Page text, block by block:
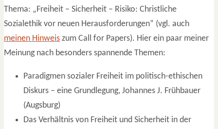
Thema: „Freiheit – Sicherheit – Risiko: Christliche
Sozialethik vor neuen Herausforderungen” (vgl. auch
meinen Hinweis zum Call for Papers). Hier ein paar meiner
Meinung nach besonders spannende Themen:
Paradigmen sozialer Freiheit im politisch-ethischen
Diskurs – eine Grundlegung, Johannes J. Frühbauer
(Augsburg)
Das Verhältnis von Freiheit und Sicherheit in der